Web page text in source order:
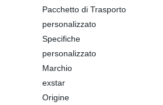
Pacchetto di Trasporto
personalizzato
Specifiche
personalizzato
Marchio
exstar
Origine